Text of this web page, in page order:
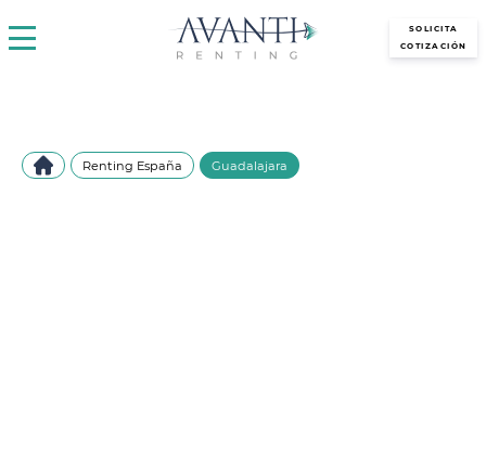
SOLICITA
COTIZACIÓN
Renting España Guadalajara